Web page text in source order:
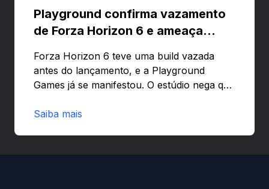
Playground confirma vazamento
de Forza Horizon 6 e ameaça
Forza Horizon 6 teve uma build vazada
antes do lançamento, e a Playground
Games já se manifestou. O estúdio nega que
preload e avisa que quem usar versões não
Saiba mais